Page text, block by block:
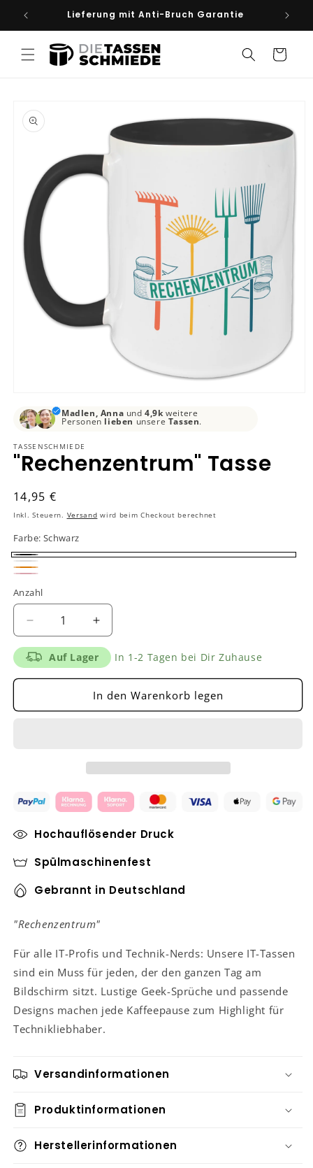
zum
Inhalt
Lieferung mit Anti-Bruch Garantie
Warenkorb
in
Modal
Madlen, Anna und4,9k weitere
Personen lieben unsere Tassen.
TASSENSCHMIEDE
"Rechenzentrum" Tasse
Normaler
Preis
14,95 €
Inkl. Steuern. Versand wird beim Checkout berechnet
Farbe: Schwarz
Schwarz
Weiß
Orange
Anzahl
Verringere
die
Menge
für
Erhöhe
die
Menge
für
Tasse
Auf Lager In 1-2 Tagen bei Dir Zuhause
In den Warenkorb legen
Hochauflösender Druck
Spülmaschinenfest
Gebrannt in Deutschland
"Rechenzentrum"
Für alle IT-Profis und Technik-Nerds: Unsere IT-Tassen
sind ein Muss für jeden, der den ganzen Tag am
Bildschirm sitzt. Lustige Geek-Sprüche und passende
Designs machen jede Kaffeepause zum Highlight für
Technikliebhaber.
Versandinformationen
Produktinformationen
Herstellerinformationen